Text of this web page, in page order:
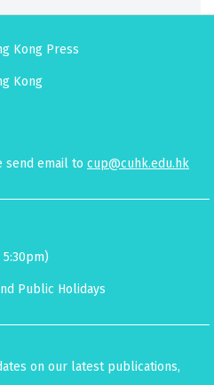
Kong Press
Kong
send email to cup@cuhk.edu.hk
Public Holidays
on our latest publications,